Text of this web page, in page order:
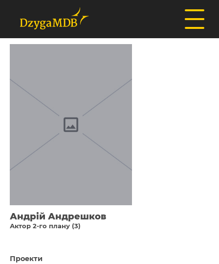
Андрій Андрешков
Актор 2-го плану (3)
Проекти